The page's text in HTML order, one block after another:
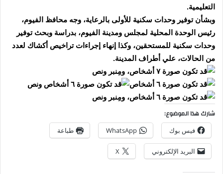
التعليمية.
وبشأن توفير وحدات سكنية للأولى بالرعاية، وجه محافظ الفيوم،
رئيس الوحدة المحلية لمجلس ومدينة الفيوم، بدراسة وبحث توفير
وحدات سكنية للمستحقين، وكذا إنهاء إجراءات تراخيص أكشاك لعدد
من الحالات، علي أطراف المدينة.
شارك هذا الموضوع:
فيس بوك WhatsApp طباعة
البريد الإلكتروني X